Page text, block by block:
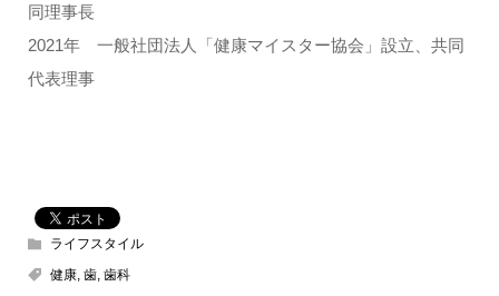
同理事長
2021年 一般社団法人「健康マイスター協会」設立、共同
代表理事
ライフスタイル
健康, 歯, 歯科